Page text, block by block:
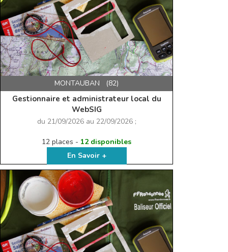
MONTAUBAN (82)
Gestionnaire et administrateur local du
WebSIG
du 21/09/2026 au 22/09/2026 ;
12 places - 12 disponibles
En Savoir +